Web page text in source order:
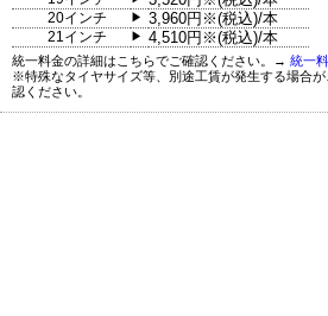
20インチ ▶ 3,960円※(税込)/本
21インチ ▶ 4,510円※(税込)/本
統一料金の詳細はこちらでご確認ください。→ 統一
※特殊なタイヤサイズ等、別途工賃が発生する場合
認ください。